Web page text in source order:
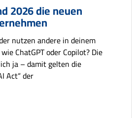
2026 die neuen
nutzen andere in deinem
ChatGPT oder Copilot? Die
ja – damit gelten die
Act“ der